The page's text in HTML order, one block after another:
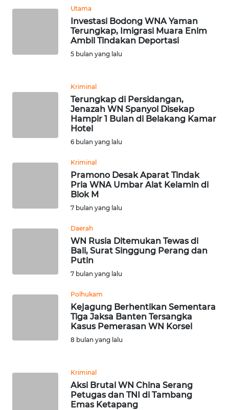
Utama
Investasi Bodong WNA Yaman
Terungkap, Imigrasi Muara Enim
Ambil Tindakan Deportasi
5 bulan yang lalu
Kriminal
Terungkap di Persidangan,
Jenazah WN Spanyol Disekap
Hampir 1 Bulan di Belakang Kamar
Hotel
6 bulan yang lalu
Kriminal
Pramono Desak Aparat Tindak
Pria WNA Umbar Alat Kelamin di
Blok M
7 bulan yang lalu
Daerah
WN Rusia Ditemukan Tewas di
Bali, Surat Singgung Perang dan
Putin
7 bulan yang lalu
Polhukam
Kejagung Berhentikan Sementara
Tiga Jaksa Banten Tersangka
Kasus Pemerasan WN Korsel
8 bulan yang lalu
Kriminal
Aksi Brutal WN China Serang
Petugas dan TNI di Tambang
Emas Ketapang
BABEL
WN
BENGKULU